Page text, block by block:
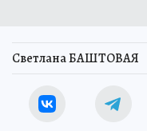
Светлана БАШТОВАЯ